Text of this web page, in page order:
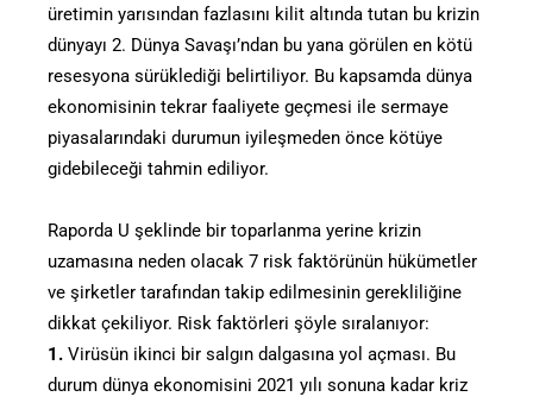
üretimin yarısından fazlasını kilit altında tutan bu krizin
dünyayı 2. Dünya Savaşı’ndan bu yana görülen en kötü
resesyona sürüklediği belirtiliyor. Bu kapsamda dünya
ekonomisinin tekrar faaliyete geçmesi ile sermaye
piyasalarındaki durumun iyileşmeden önce kötüye
gidebileceği tahmin ediliyor.
Raporda U şeklinde bir toparlanma yerine krizin
uzamasına neden olacak 7 risk faktörünün hükümetler
ve şirketler tarafından takip edilmesinin gerekliliğine
dikkat çekiliyor. Risk faktörleri şöyle sıralanıyor:
1. Virüsün ikinci bir salgın dalgasına yol açması. Bu
durum dünya ekonomisini 2021 yılı sonuna kadar kriz